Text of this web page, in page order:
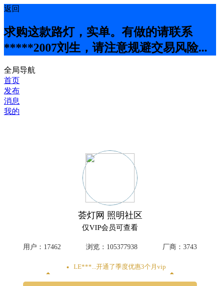
返回
求购这款路灯，实单。有做的请联系
*****2007刘生，请注意规避交易风险...
全局导航
首页
发布
消息
我的
荟灯网 照明社区
仅VIP会员可查看
用户：17462 浏览：105377938 厂商：3743
LE***...开通了季度优惠3个月vip